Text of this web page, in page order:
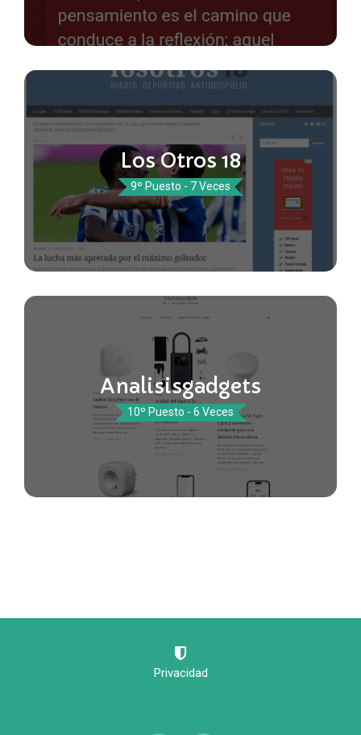
Los Otros 18
9º Puesto - 7 Veces
Analisisgadgets
10º Puesto - 6 Veces
Privacidad